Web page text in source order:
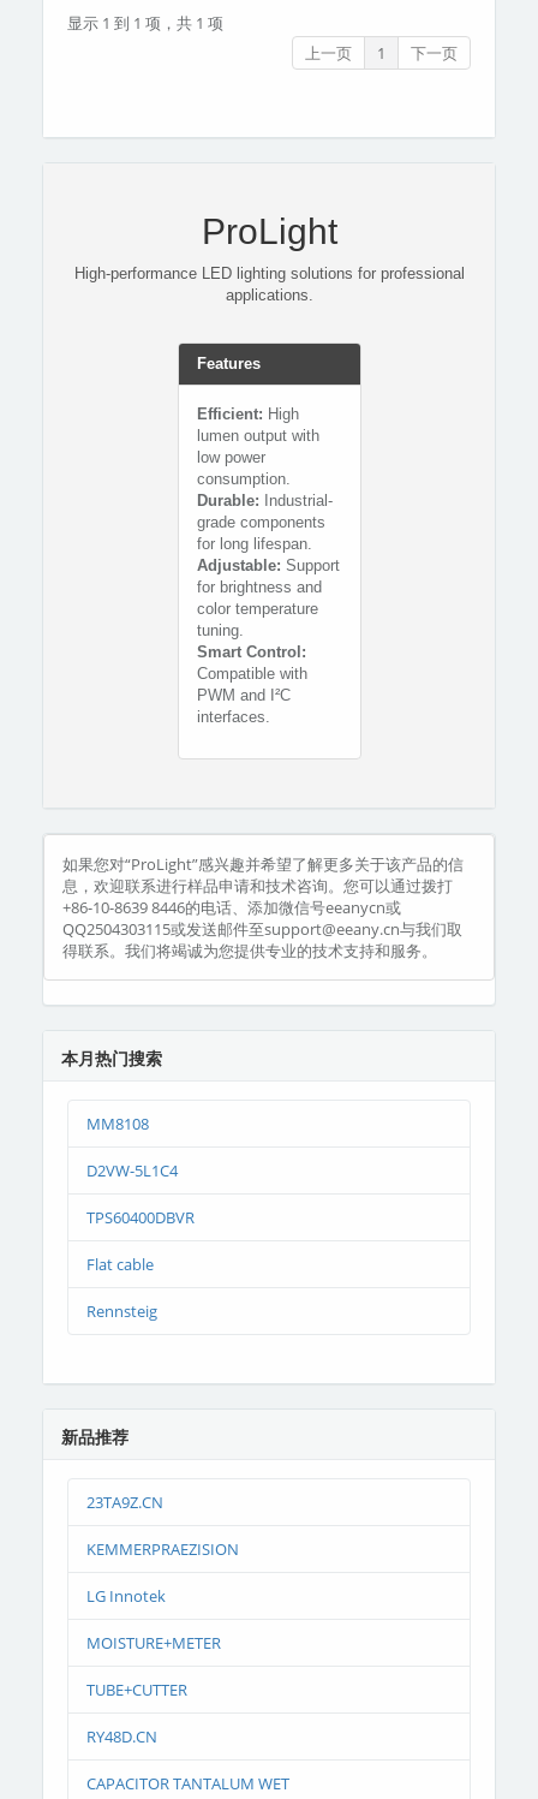
显示 1 到 1 项，共 1 项
上一页
1 下一页
ProLight
High-performance LED lighting solutions for professional
applications.
Features
Efficient: High
lumen output with
low power
consumption.
Durable: Industrial-
grade components
for long lifespan.
Adjustable: Support
for brightness and
color temperature
tuning.
Smart Control:
Compatible with
PWM and I²C
interfaces.
如果您对“ProLight”感兴趣并希望了解更多关于该产品的信
息，欢迎联系进行样品申请和技术咨询。您可以通过拨打
+86-10-8639 8446的电话、添加微信号eeanycn或
QQ2504303115或发送邮件至support@eeany.cn与我们取
得联系。我们将竭诚为您提供专业的技术支持和服务。
本月热门搜索
MM8108
D2VW-5L1C4
TPS60400DBVR
Flat cable
Rennsteig
新品推荐
23TA9Z.CN
KEMMERPRAEZISION
LG Innotek
MOISTURE+METER
TUBE+CUTTER
RY48D.CN
CAPACITOR TANTALUM WET